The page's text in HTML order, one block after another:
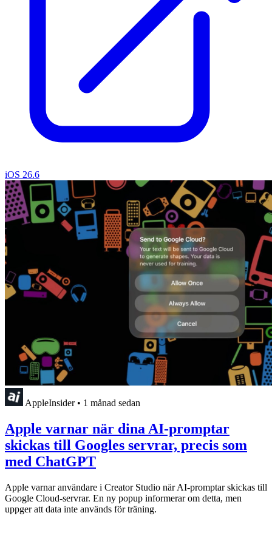
iOS 26.6
AppleInsider • 1 månad sedan
Apple varnar när dina AI-promptar
skickas till Googles servrar, precis som
med ChatGPT
Apple varnar användare i Creator Studio när AI-promptar skickas till
Google Cloud-servrar. En ny popup informerar om detta, men
uppger att data inte används för träning.